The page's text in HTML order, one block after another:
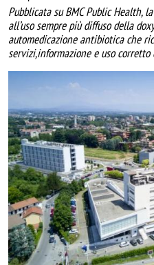
Pubblicata su BMC Public Health,
all’uso sempre più diffuso della
automedicazione antibiotica che
servizi,informazione e uso
Image